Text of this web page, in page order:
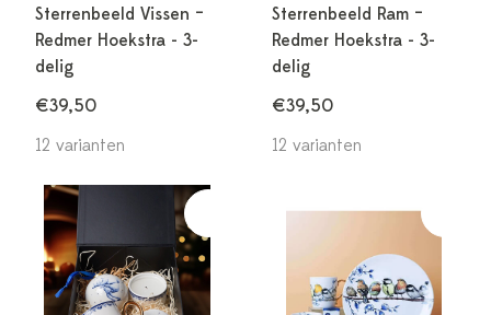
Sterrenbeeld Vissen –
Redmer Hoekstra - 3-
delig
€39,50
12 varianten
Sterrenbeeld Ram –
Redmer Hoekstra - 3-
delig
€39,50
12 varianten